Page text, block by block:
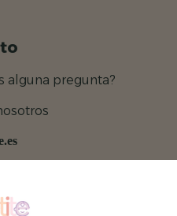
alguna pregunta?